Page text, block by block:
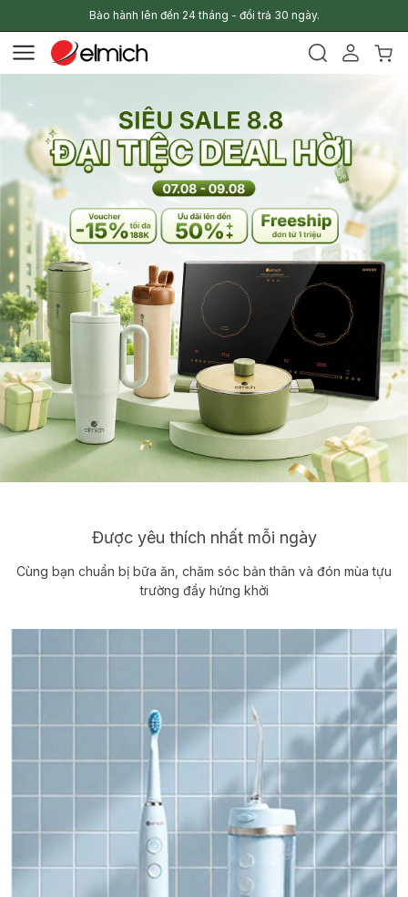
Bảo hành lên đến 24 tháng - đổi trả 30 ngày.
Được yêu thích nhất mỗi ngày
Cùng bạn chuẩn bị bữa ăn, chăm sóc bản thân và đón mùa tựu
trường đầy hứng khởi